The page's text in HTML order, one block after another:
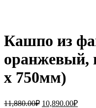
Кашпо из
оранжевый,
x 750мм)
11,880.00₽ Первоначальная
10,890.00₽